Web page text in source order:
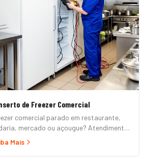
de Freezer Comercial
comercial parado em restaurante,
mercado ou açougue? Atendimento
B2B em até 24h para horizontal,
Garantia formal e nota fiscal.
Mais